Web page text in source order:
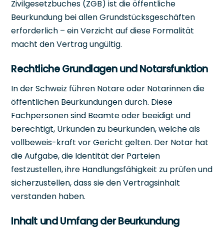
Zivilgesetzbuches (ZGB) ist die öffentliche
Beurkundung bei allen Grundstücksgeschäften
erforderlich – ein Verzicht auf diese Formalität
macht den Vertrag ungültig.
Rechtliche Grundlagen und Notarsfunktion
In der Schweiz führen Notare oder Notarinnen die
öffentlichen Beurkundungen durch. Diese
Fachpersonen sind Beamte oder beeidigt und
berechtigt, Urkunden zu beurkunden, welche als
vollbeweis-kraft vor Gericht gelten. Der Notar hat
die Aufgabe, die Identität der Parteien
festzustellen, ihre Handlungsfähigkeit zu prüfen und
sicherzustellen, dass sie den Vertragsinhalt
verstanden haben.
Inhalt und Umfang der Beurkundung